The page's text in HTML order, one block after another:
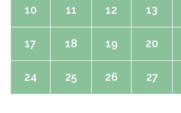
10 11 12 13
17 18 19 20
24 25 26 27